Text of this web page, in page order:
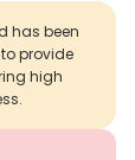
has been
provide
high